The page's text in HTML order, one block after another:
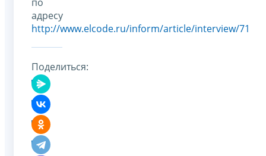
адресу
http://www.elcode.ru/inform/article/interview/71
Поделиться: